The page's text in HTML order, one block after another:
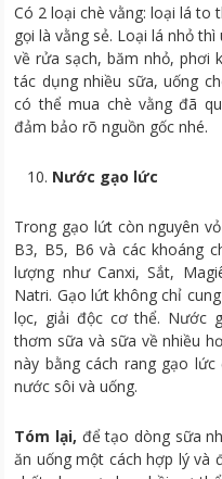
Có 2 loại chè vằng: loại lá to
gọi là vằng sẻ. Loại lá nhỏ
về rửa sạch, băm nhỏ, phơi
tác dụng nhiều sữa, uống
có thể mua chè vằng đã
đảm bảo rõ nguồn gốc nhé.
Nước gạo lức
Trong gạo lứt còn nguyên
B3, B5, B6 và các khoáng
lượng như Canxi, Sắt,
Natri. Gạo lứt không chỉ
lọc, giải độc cơ thể. Nước
thơm sữa và sữa về nhiều
này bằng cách rang gạo
nước sôi và uống.
Tóm lại, để tạo dòng sữa
ăn uống một cách hợp lý và